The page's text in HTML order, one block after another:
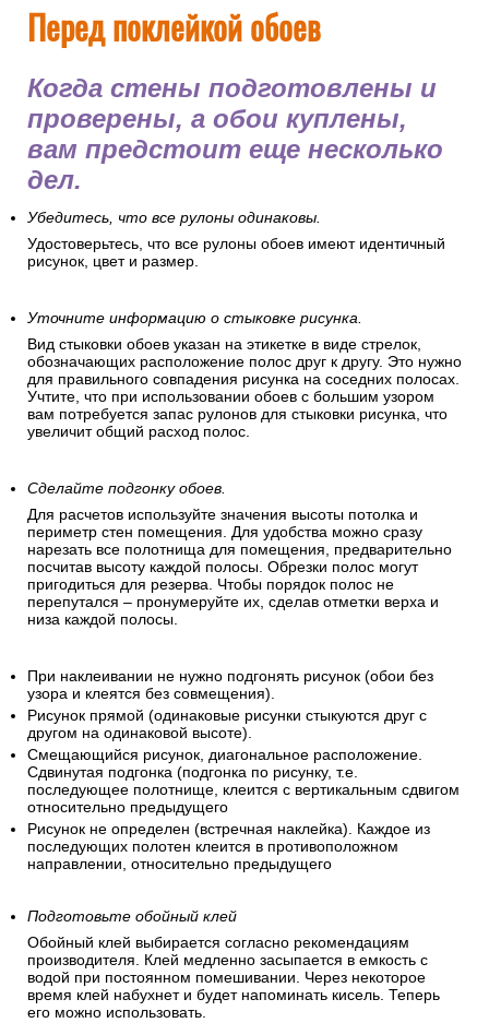
Перед поклейкой обоев
Когда стены подготовлены и
проверены, а обои куплены,
вам предстоит еще несколько
дел.
Убедитесь, что все рулоны одинаковы.
Удостоверьтесь, что все рулоны обоев имеют идентичный
рисунок, цвет и размер.
Уточните информацию о стыковке рисунка.
Вид стыковки обоев указан на этикетке в виде стрелок,
обозначающих расположение полос друг к другу. Это нужно
для правильного совпадения рисунка на соседних полосах.
Учтите, что при использовании обоев с большим узором
вам потребуется запас рулонов для стыковки рисунка, что
увеличит общий расход полос.
Сделайте подгонку обоев.
Для расчетов используйте значения высоты потолка и
периметр стен помещения. Для удобства можно сразу
нарезать все полотнища для помещения, предварительно
посчитав высоту каждой полосы. Обрезки полос могут
пригодиться для резерва. Чтобы порядок полос не
перепутался – пронумеруйте их, сделав отметки верха и
низа каждой полосы.
При наклеивании не нужно подгонять рисунок (обои без
узора и клеятся без совмещения).
Рисунок прямой (одинаковые рисунки стыкуются друг с
другом на одинаковой высоте).
Смещающийся рисунок, диагональное расположение.
Сдвинутая подгонка (подгонка по рисунку, т.е.
последующее полотнище, клеится с вертикальным сдвигом
относительно предыдущего
Рисунок не определен (встречная наклейка). Каждое из
последующих полотен клеится в противоположном
направлении, относительно предыдущего
Подготовьте обойный клей
Обойный клей выбирается согласно рекомендациям
производителя. Клей медленно засыпается в емкость с
водой при постоянном помешивании. Через некоторое
время клей набухнет и будет напоминать кисель. Теперь
его можно использовать.